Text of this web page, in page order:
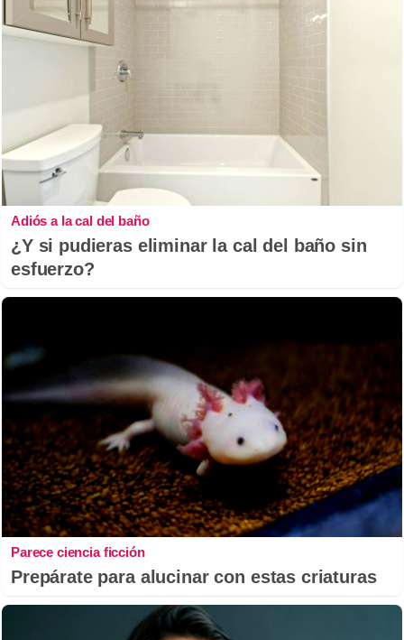
Adiós a la cal del baño
¿Y si pudieras eliminar la cal del baño sin
esfuerzo?
Parece ciencia ficción
Prepárate para alucinar con estas criaturas